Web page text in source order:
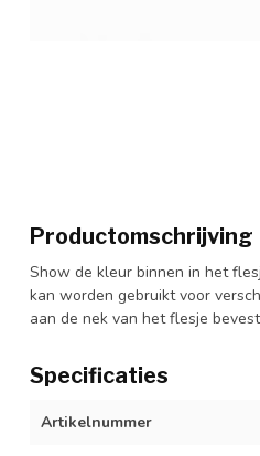
Productomschrijving
Show de kleur binnen in het
kan worden gebruikt voor
aan de nek van het flesje
Specificaties
Artikelnummer